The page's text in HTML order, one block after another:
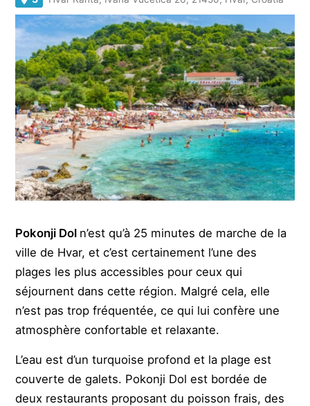
Pokonji Dol n’est qu’à 25 minutes de marche de la
ville de Hvar, et c’est certainement l’une des
plages les plus accessibles pour ceux qui
séjournent dans cette région. Malgré cela, elle
n’est pas trop fréquentée, ce qui lui confère une
atmosphère confortable et relaxante.
L’eau est d’un turquoise profond et la plage est
couverte de galets. Pokonji Dol est bordée de
deux restaurants proposant du poisson frais, des